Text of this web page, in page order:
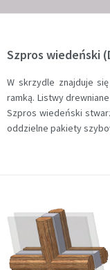
Szpros wiedeński
W skrzydle znajduje
ramką. Listwy
Szpros wiedeński
oddzielne pakiety